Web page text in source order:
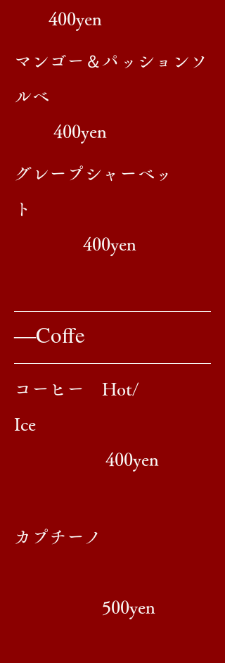
400yen
マンゴー ＆パッションソ
ルベ
400yen
​グレープシャーベッ
ト
400yen
​―Coffe
​コーヒー Hot/
Ice
400yen
​カプチーノ
500yen